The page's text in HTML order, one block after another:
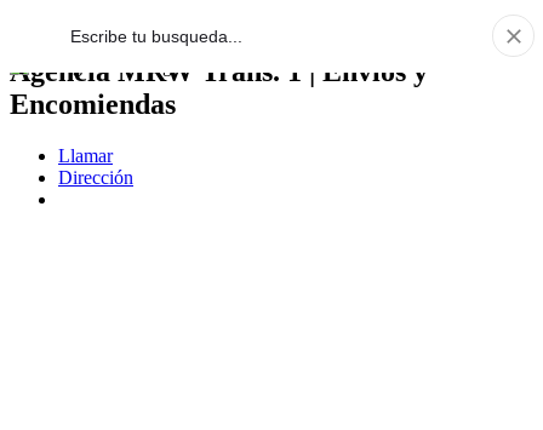
Agencia MRW Trans. 1 | Envíos y
Encomiendas
Llamar
Dirección